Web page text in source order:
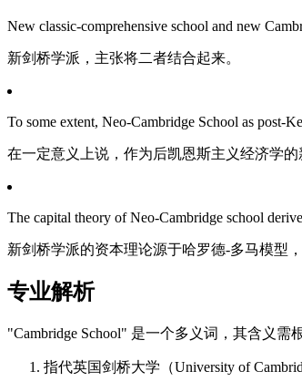
New classic-comprehensive school and new
新剑桥学派，主张将二者结合起来。
To some extent, Neo-Cambridge School as post-
在一定意义上说，作为后凯恩斯主义经济学
The capital theory of Neo-Cambridge school
新剑桥学派的资本理论源于哈罗德-多马模型
专业解析
"Cambridge School" 是一个多义词，其含义
指代英国剑桥大学（University of